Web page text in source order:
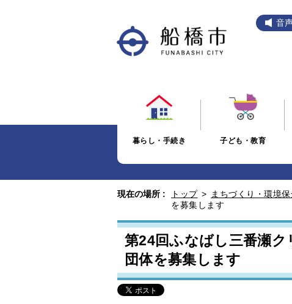
音
暮らし・手続き 子ども・教育
現在の場所 : トップ > まちづくり・環境
を募集します
第24回ふなばし三番瀬
団体を募集します